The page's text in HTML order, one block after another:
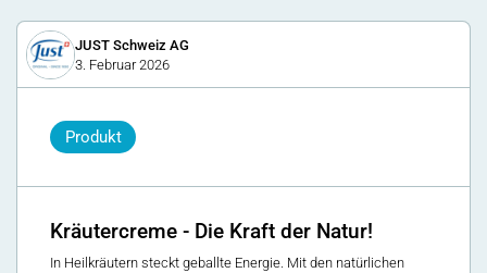
JUST Schweiz AG
3. Februar 2026
Produkt
Kräutercreme - Die Kraft der Natur!
In Heilkräutern steckt geballte Energie. Mit den natürlichen